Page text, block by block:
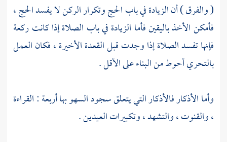
( والفرق ) أن الزيادة في باب الحج وتكرار الركن لا يفسد الحج ،
فأمكن الأخذ باليقين فأما الزيادة في باب الصلاة إذا كانت ركعة
فإنها تفسد الصلاة إذا وجدت قبل القعدة الأخيرة ، فكان العمل
بالتحري أحوط من البناء على الأقل .
وأما الأذكار فالأذكار التي يتعلق سجود السهو بها أربعة : القراءة
، والقنوت ، والتشهد ، وتكبيرات العيدين .